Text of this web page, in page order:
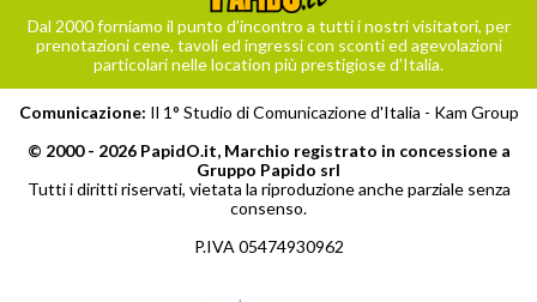
Dal 2000 forniamo il punto d’incontro a tutti i nostri visitatori, per
prenotazioni cene, tavoli ed ingressi con sconti ed agevolazioni
particolari nelle location più prestigiose d’Italia.
Comunicazione: Il 1° Studio di Comunicazione d'Italia - Kam Group
© 2000 - 2026 PapidO.it, Marchio registrato in concessione a
Gruppo Papido srl
Tutti i diritti riservati, vietata la riproduzione anche parziale senza
consenso.
P.IVA 05474930962